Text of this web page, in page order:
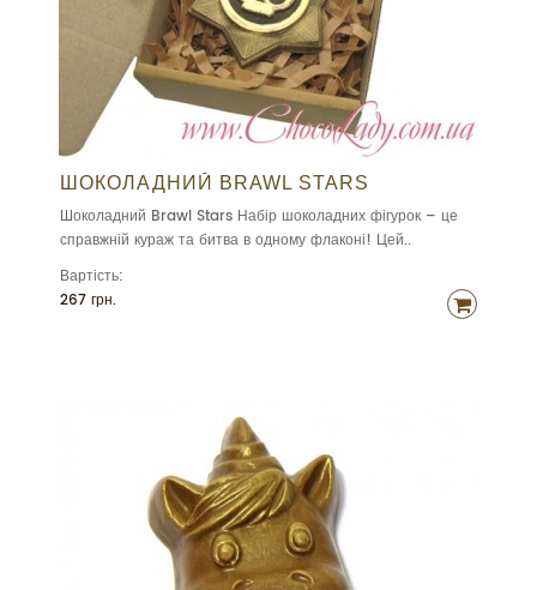
ШОКОЛАДНИЙ BRAWL STARS
Шоколадний Brawl Stars Набір шоколадних фігурок – це
справжній кураж та битва в одному флаконі! Цей..
Вартість:
267 грн.